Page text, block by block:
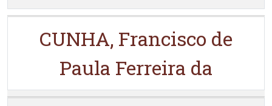
CUNHA, Francisco de
Paula Ferreira da